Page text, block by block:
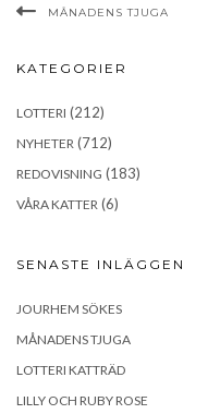
MÅNADENS TJUGA
KATEGORIER
LOTTERI (212)
NYHETER (712)
REDOVISNING (183)
VÅRA KATTER (6)
SENASTE INLÄGGEN
JOURHEM SÖKES
MÅNADENS TJUGA
LOTTERI KATTRÄD
LILLY OCH RUBY ROSE